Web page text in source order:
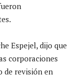
Espejel, dijo que
corporaciones
de revisión en